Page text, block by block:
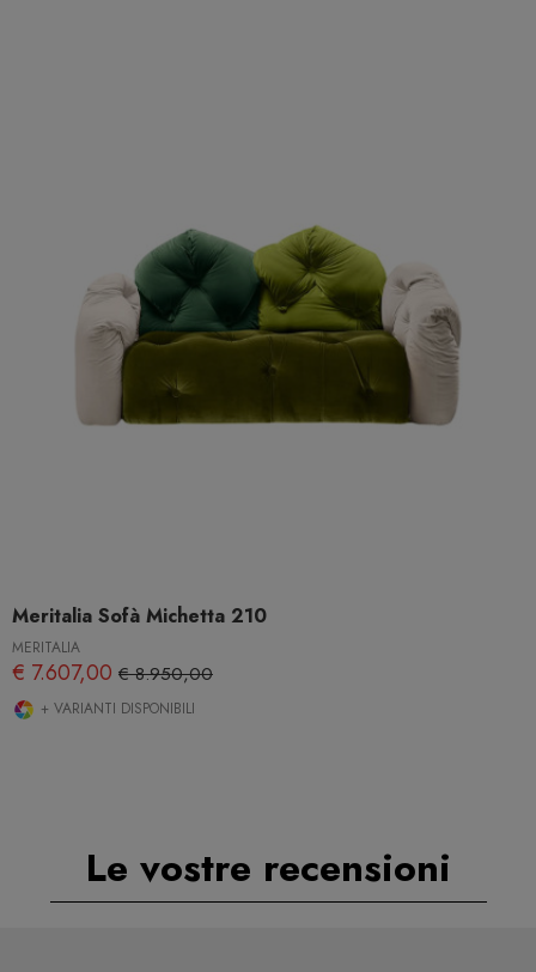
Meritalia Sofà Michetta 210
MERITALIA
€ 7.607,00 € 8.950,00
+ VARIANTI DISPONIBILI
Le vostre recensioni